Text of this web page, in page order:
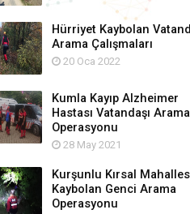
Hürriyet Kaybolan
Arama Çalışmaları
20 Oca 2022
Kumla Kayıp Alzheimer
Hastası Vatandaşı Arama
Operasyonu
28 May 2021
Kurşunlu Kırsal
Kaybolan Genci Arama
Operasyonu